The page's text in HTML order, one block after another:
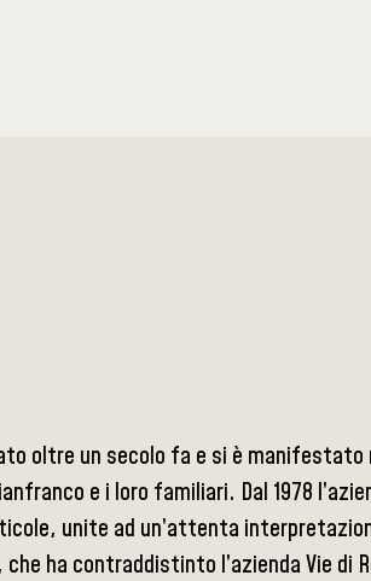
oltre un secolo fa e si è
e i loro familiari. Dal 1978
unite ad un’attenta
ha contraddistinto l’azienda Vie di